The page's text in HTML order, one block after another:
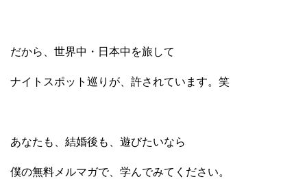
だから、世界中・日本中を旅して
ナイトスポット巡りが、許されています。笑
あなたも、結婚後も、遊びたいなら
僕の無料メルマガで、学んでみてください。